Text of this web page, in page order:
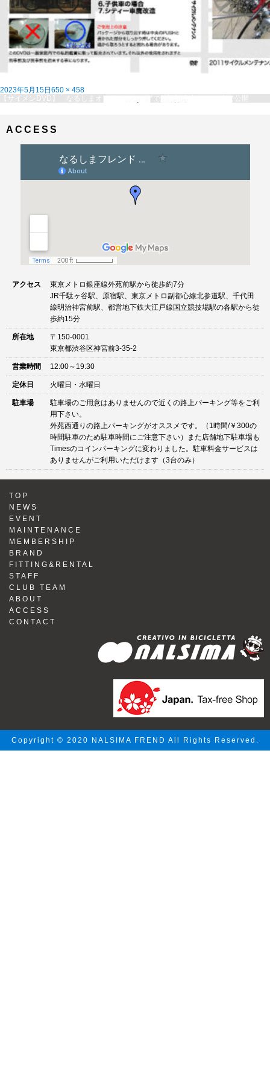
投
稿
2023年5月15日 フ
ル
650 × 458
投
ゲ
【サイメンDVD】 なるしまオンラインストアで好評販売中！！！ 内で公開
ACCESS
アクセス
東京メトロ銀座線外苑前駅から徒歩約7分
JR千駄ヶ谷駅、原宿駅、東京メトロ副都心線北参道駅、千代田
線明治神宮前駅、都営地下鉄大江戸線国立競技場駅の各駅から徒
歩約15分
所在地
〒150-0001
東京都渋谷区神宮前3-35-2
営業時間 12:00～19:30
定休日 火曜日・水曜日
駐車場
駐車場のご用意はありませんので近くの路上パーキング等をご利
用下さい。
外苑西通りの路上パーキングがオススメです。（1時間/￥300の
時間駐車のため駐車時間にご注意下さい）また店舗地下駐車場も
Timesのコインパーキングに変わりました。駐車料金サービスは
ありませんがご利用いただけます（3台のみ）
TOP
NEWS
EVENT
MAINTENANCE
MEMBERSHIP
BRAND
FITTING&RENTAL
STAFF
CLUB TEAM
ABOUT
ACCESS
CONTACT
Copyright © 2020 NALSIMA FREND All Rights Reserved.